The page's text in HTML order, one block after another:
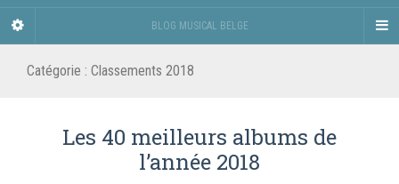
BLOG MUSICAL BELGE
Catégorie : Classements 2018
Les 40 meilleurs albums de
l’année 2018